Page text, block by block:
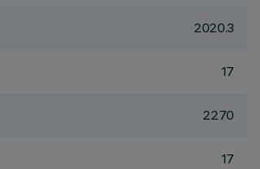
2020.3
17
2270
17